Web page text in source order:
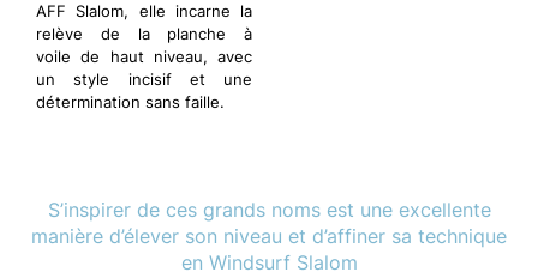
AFF Slalom, elle incarne la
relève de la planche à
voile de haut niveau, avec
un style incisif et une
détermination sans faille.
S’inspirer de ces grands noms est une excellente
manière d’élever son niveau et d’affiner sa technique
en Windsurf Slalom